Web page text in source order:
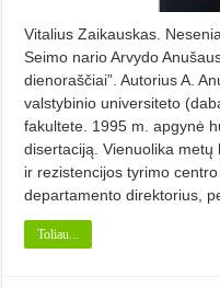
Vitalius Zaikauskas.
Seimo nario Arvydo
dienoraščiai”. Autorius A.
valstybinio universiteto
fakultete. 1995 m. apgynė
disertaciją. Vienuolika
ir rezistencijos tyrimo
departamento direktorius,
Toliau...